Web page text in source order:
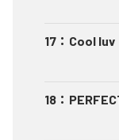
17 ： Cool luv
18 ：